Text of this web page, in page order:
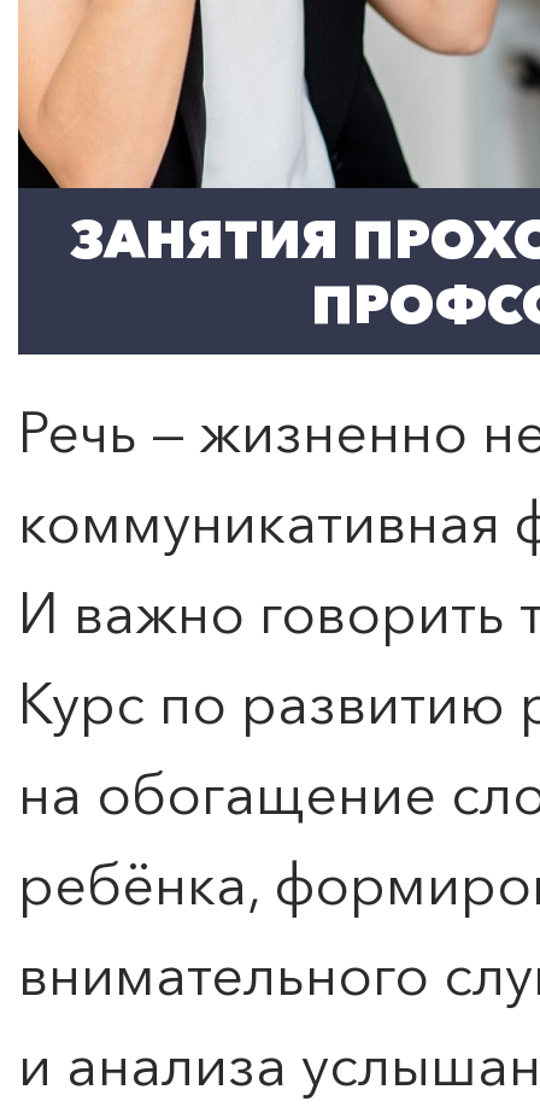
ЗАНЯТИЯ
Речь — жизненно
коммуникативная
И важно говорить
Курс по развитию
на обогащение
ребёнка,
внимательного
и анализа
Расписание и стоимость